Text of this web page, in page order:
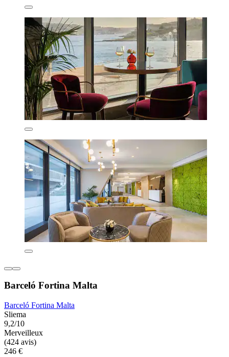
Barceló Fortina Malta
Barceló Fortina Malta
Sliema
9,2/10
Merveilleux
(424 avis)
246 €